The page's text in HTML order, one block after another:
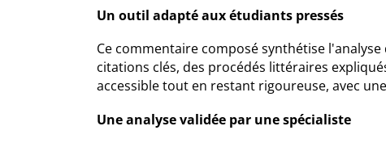
Un outil adapté aux étudiants pressés
Ce commentaire composé synthétise
citations clés, des procédés littéraires
accessible tout en restant rigoureuse, avec
Une analyse validée par une spécialiste